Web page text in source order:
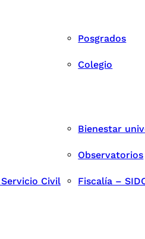
Posgrados
Colegio
Bienestar
Observatorios
Civil Fiscalía –